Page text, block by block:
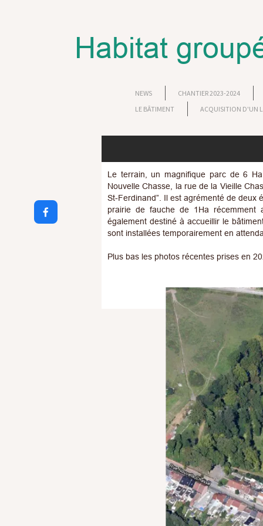
Habitat
NEWS
CHANTIER 2023-2024
LE BÂTIMENT
ACQUISITION D'UN
Le terrain, un magnifique parc de 6
Nouvelle Chasse, la rue de la Vieille
St-Ferdinand”. Il est agrémenté de deux
prairie de fauche de 1Ha récemment
également destiné à accueillir le
sont installées temporairement en
Plus bas les photos récentes prises en
